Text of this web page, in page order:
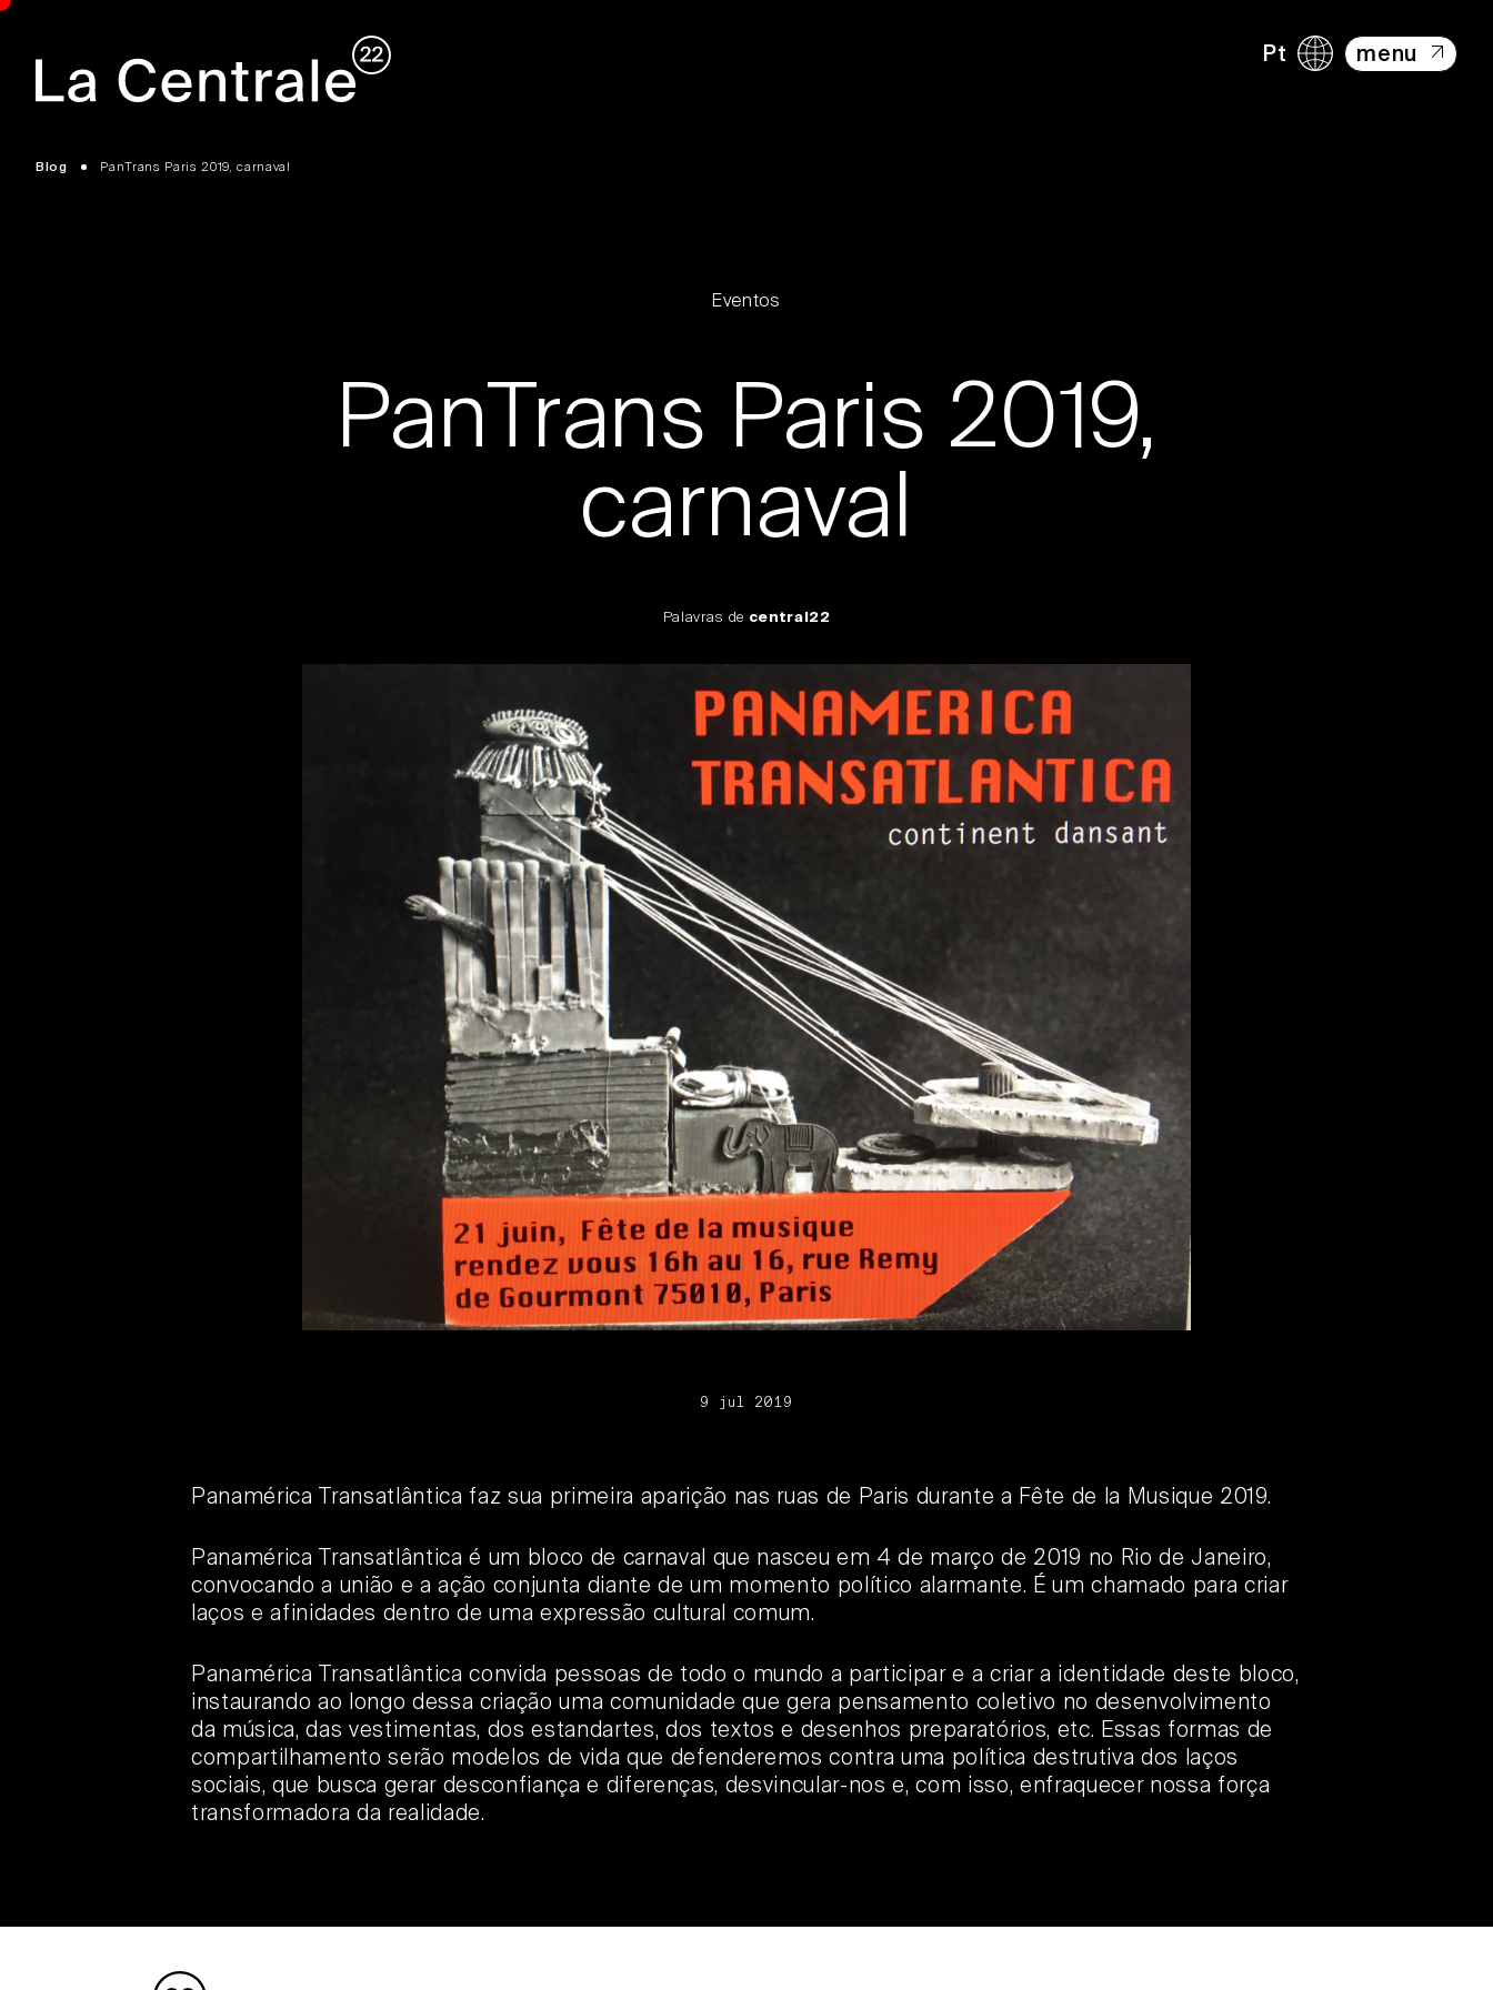
Pt menu
Blog PanTrans Paris 2019, carnaval
Eventos
PanTrans Paris 2019,
carnaval
Palavras de central22
9 jul 2019
Panamérica Transatlântica faz sua primeira aparição nas ruas de Paris durante a Fête de la Musique 2019.
Panamérica Transatlântica é um bloco de carnaval que nasceu em 4 de março de 2019 no Rio de Janeiro,
convocando a união e a ação conjunta diante de um momento político alarmante. É um chamado para criar
laços e afinidades dentro de uma expressão cultural comum.
Panamérica Transatlântica convida pessoas de todo o mundo a participar e a criar a identidade deste bloco,
instaurando ao longo dessa criação uma comunidade que gera pensamento coletivo no desenvolvimento
da música, das vestimentas, dos estandartes, dos textos e desenhos preparatórios, etc. Essas formas de
compartilhamento serão modelos de vida que defenderemos contra uma política destrutiva dos laços
sociais, que busca gerar desconfiança e diferenças, desvincular-nos e, com isso, enfraquecer nossa força
transformadora da realidade.